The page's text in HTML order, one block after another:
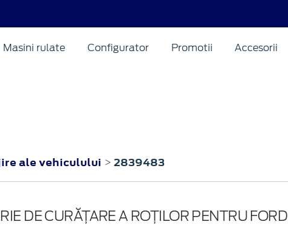
Masini rulate Configurator Promotii Accesorii
ale vehiculului > 2839483
DE CURĂȚARE A ROȚILOR PENTRU FORD